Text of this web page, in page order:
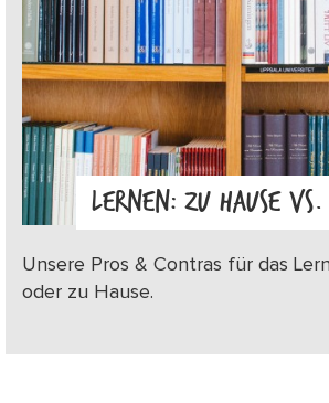
LERNEN: ZU HAUSE
Unsere Pros & Contras für das
oder zu Hause.